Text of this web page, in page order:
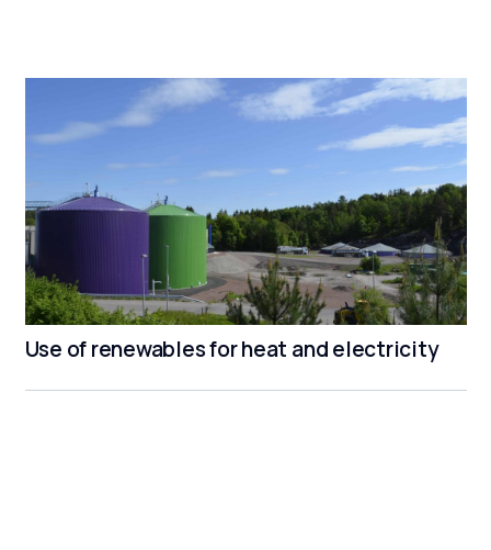
Use of renewables for heat and electricity